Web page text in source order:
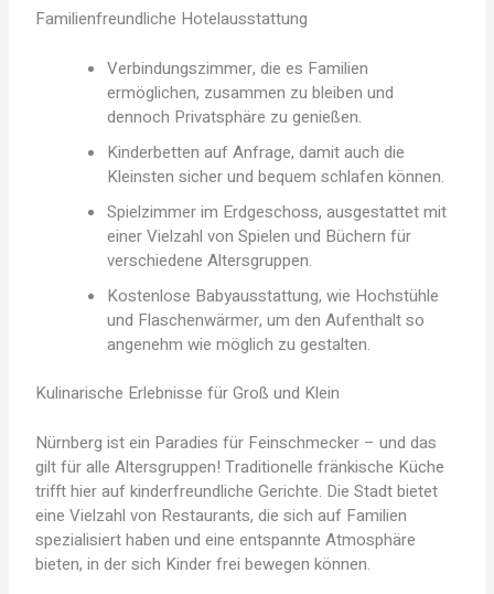
Familienfreundliche Hotelausstattung
Verbindungszimmer, die es Familien
ermöglichen, zusammen zu bleiben und
dennoch Privatsphäre zu genießen.
Kinderbetten auf Anfrage, damit auch die
Kleinsten sicher und bequem schlafen können.
Spielzimmer im Erdgeschoss, ausgestattet mit
einer Vielzahl von Spielen und Büchern für
verschiedene Altersgruppen.
Kostenlose Babyausstattung, wie Hochstühle
und Flaschenwärmer, um den Aufenthalt so
angenehm wie möglich zu gestalten.
Kulinarische Erlebnisse für Groß und Klein
Nürnberg ist ein Paradies für Feinschmecker – und das
gilt für alle Altersgruppen! Traditionelle fränkische Küche
trifft hier auf kinderfreundliche Gerichte. Die Stadt bietet
eine Vielzahl von Restaurants, die sich auf Familien
spezialisiert haben und eine entspannte Atmosphäre
bieten, in der sich Kinder frei bewegen können.